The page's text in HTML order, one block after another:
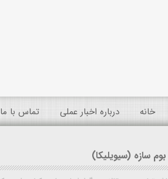
خانه درباره اخبار عملی تماس با ما
سازه (سیویلیکا)